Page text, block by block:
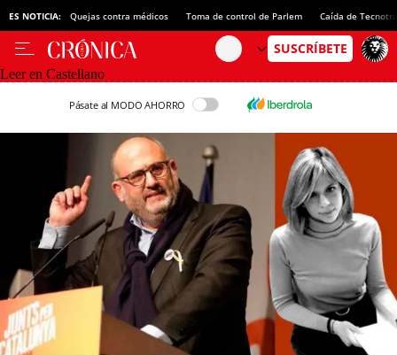
ES NOTICIA: Quejas contra médicos Toma de control de Parlem Caída de
Leer en Castellano
Pásate al MODO AHORRO